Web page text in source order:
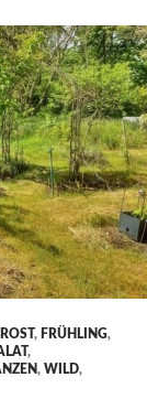
, FRÜHLING,
,
, WILD,